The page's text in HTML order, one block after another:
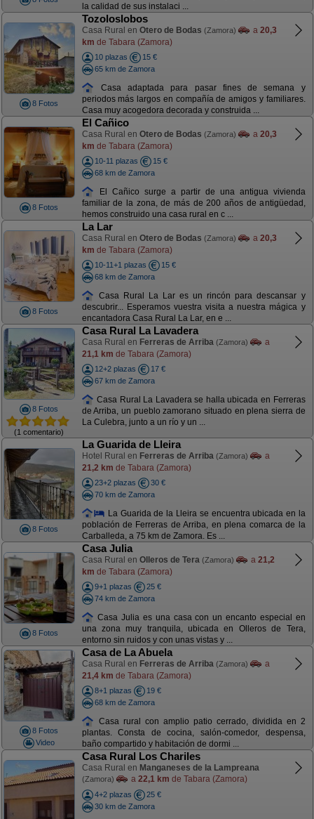
la calidad de sus instalaci ...
8 Fotos
Tozoloslobos
Casa Rural en Otero de Bodas (Zamora) a 20,3
km de Tabara (Zamora)
10 plazas
15 €
65 km de Zamora
Casa adaptada para pasar fines de semana y
periodos más largos en compañía de amigos y familiares.
Casa muy acogedora decorada y construida ...
8 Fotos
El Cañico
Casa Rural en Otero de Bodas (Zamora) a 20,3
km de Tabara (Zamora)
10-11 plazas
15 €
68 km de Zamora
El Cañico surge a partir de una antigua vivienda
familiar de la zona, de más de 200 años de antigüedad,
hemos construido una casa rural en c ...
8 Fotos
La Lar
Casa Rural en Otero de Bodas (Zamora) a 20,3
km de Tabara (Zamora)
10-11+1 plazas
15 €
68 km de Zamora
Casa Rural La Lar es un rincón para descansar y
descubrir... Esperamos vuestra visita a nuestra mágica y
encantadora Casa Rural La Lar, en e ...
8 Fotos
(1 comentario)
Casa Rural La Lavadera
Casa Rural en Ferreras de Arriba (Zamora)
a
21,1 km de Tabara (Zamora)
12+2 plazas
17 €
67 km de Zamora
Casa Rural La Lavadera se halla ubicada en Ferreras
de Arriba, un pueblo zamorano situado en plena sierra de
La Culebra, junto a un río y un ...
8 Fotos
La Guarida de Lleira
Hotel Rural en Ferreras de Arriba (Zamora)
a
21,2 km de Tabara (Zamora)
23+2 plazas
30 €
70 km de Zamora
La Guarida de la Lleira se encuentra ubicada en la
población de Ferreras de Arriba, en plena comarca de la
Carballeda, a 75 km de Zamora. Es ...
8 Fotos
Casa Julia
Casa Rural en Olleros de Tera (Zamora) a 21,2
km de Tabara (Zamora)
9+1 plazas
25 €
74 km de Zamora
Casa Julia es una casa con un encanto especial en
una zona muy tranquila, ubicada en Olleros de Tera,
entorno sin ruidos y con unas vistas y ...
8 Fotos
Video
Casa de La Abuela
Casa Rural en Ferreras de Arriba (Zamora)
a
21,4 km de Tabara (Zamora)
8+1 plazas
19 €
68 km de Zamora
Casa rural con amplio patio cerrado, dividida en 2
plantas. Consta de cocina, salón-comedor, despensa,
baño compartido y habitación de dormi ...
Casa Rural Los Chariles
Casa Rural en Manganeses de la Lampreana
(Zamora) a 22,1 km de Tabara (Zamora)
4+2 plazas
25 €
30 km de Zamora